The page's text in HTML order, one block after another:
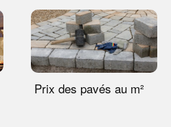
Prix des pavés au m²